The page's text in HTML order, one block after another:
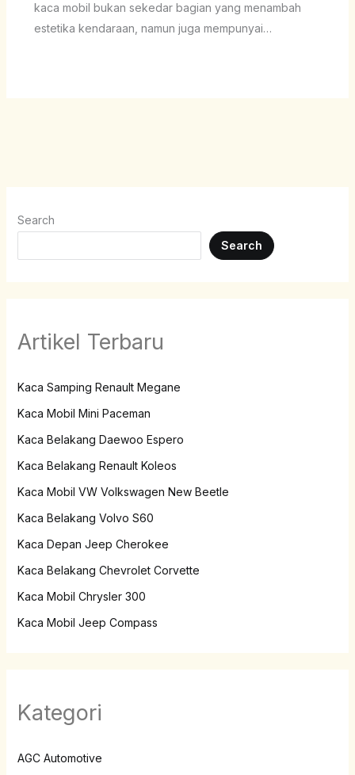
kaca mobil bukan sekedar bagian yang menambah
estetika kendaraan, namun juga mempunyai…
Search
Search
Artikel Terbaru
Kaca Samping Renault Megane
Kaca Mobil Mini Paceman
Kaca Belakang Daewoo Espero
Kaca Belakang Renault Koleos
Kaca Mobil VW Volkswagen New Beetle
Kaca Belakang Volvo S60
Kaca Depan Jeep Cherokee
Kaca Belakang Chevrolet Corvette
Kaca Mobil Chrysler 300
Kaca Mobil Jeep Compass
Kategori
AGC Automotive